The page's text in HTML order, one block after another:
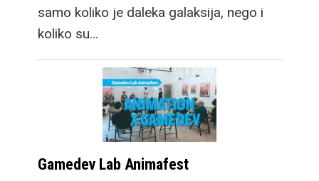
samo koliko je daleka galaksija, nego i
koliko su…
Gamedev Lab Animafest